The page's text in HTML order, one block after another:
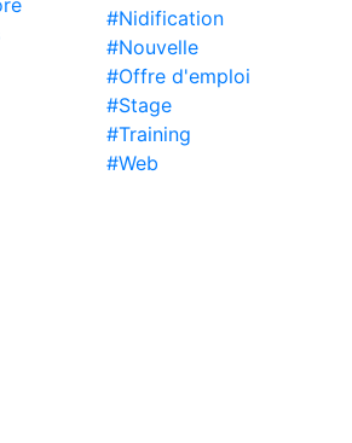
#Nidification
#Nouvelle
#Offre d'emploi
#Stage
#Training
#Web